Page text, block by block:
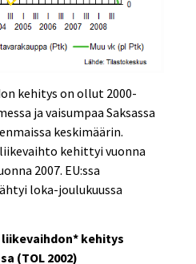
kehitys on ollut 2000-
ja vaisumpaa Saksassa
keskimäärin.
kehittyi vuonna
2007. EU:ssa
loka-joulukuussa
kehitys
(TOL 2002)